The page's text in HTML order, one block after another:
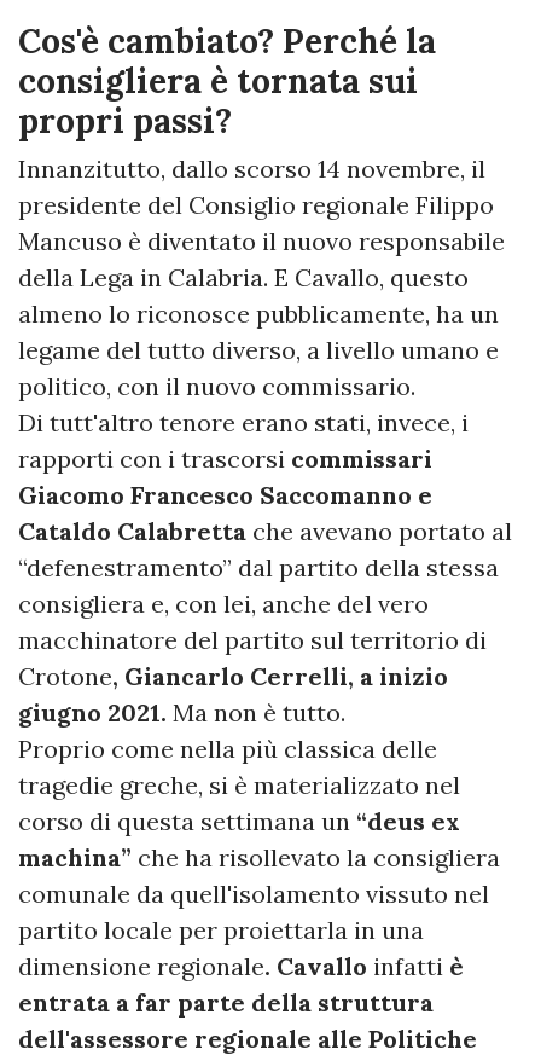
Cos'è cambiato? Perché la
consigliera è tornata sui
propri passi?
Innanzitutto, dallo scorso 14 novembre, il
presidente del Consiglio regionale Filippo
Mancuso è diventato il nuovo responsabile
della Lega in Calabria. E Cavallo, questo
almeno lo riconosce pubblicamente, ha un
legame del tutto diverso, a livello umano e
politico, con il nuovo commissario.
Di tutt'altro tenore erano stati, invece, i
rapporti con i trascorsi commissari
Giacomo Francesco Saccomanno e
Cataldo Calabretta che avevano portato al
“defenestramento” dal partito della stessa
consigliera e, con lei, anche del vero
macchinatore del partito sul territorio di
Crotone, Giancarlo Cerrelli, a inizio
giugno 2021. Ma non è tutto.
Proprio come nella più classica delle
tragedie greche, si è materializzato nel
corso di questa settimana un “deus ex
machina” che ha risollevato la consigliera
comunale da quell'isolamento vissuto nel
partito locale per proiettarla in una
dimensione regionale. Cavallo infatti è
entrata a far parte della struttura
dell'assessore regionale alle Politiche